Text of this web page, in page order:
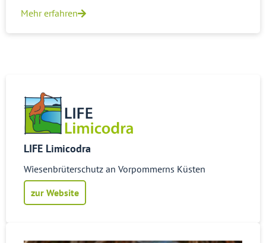
Mehr erfahren
LIFE Limicodra
Wiesenbrüterschutz an Vorpommerns Küsten
zur Website